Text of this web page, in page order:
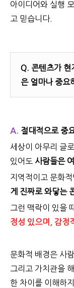
아이디어와 실행
고 믿습니다.
Q. 콘텐츠가 현
은 얼마나 중요
A. 절대적으로 중
세상이 아무리 글
있어도 사람들은
지역적이고 문화
게 진짜로 와닿는
그런 맥락이 있을
정성 있으며, 감정
문화적 배경은 사
그리고 가치관을
한 차이를 이해하